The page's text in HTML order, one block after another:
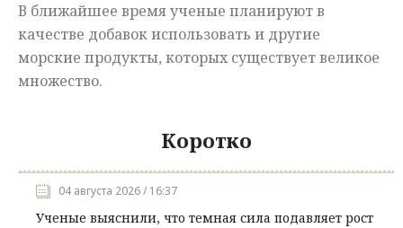
В ближайшее время ученые планируют в
качестве добавок использовать и другие
морские продукты, которых существует великое
множество.
Коротко
04 августа 2026 / 16:37
Ученые выяснили, что темная сила подавляет рост